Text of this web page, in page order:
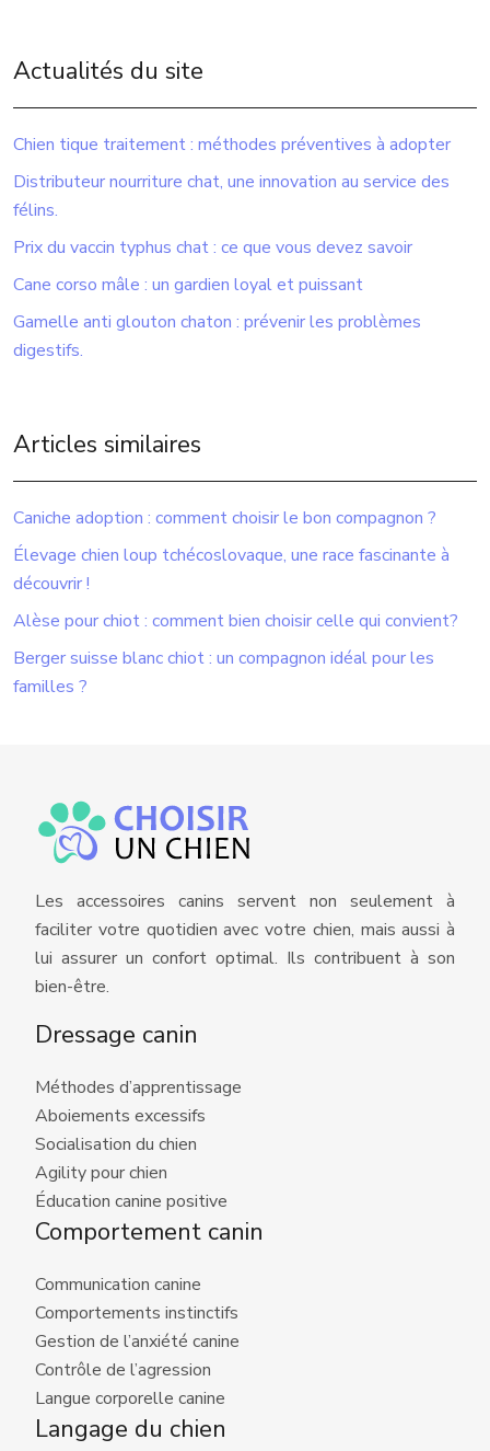
Actualités du site
Chien tique traitement : méthodes préventives à adopter
Distributeur nourriture chat, une innovation au service des
félins.
Prix du vaccin typhus chat : ce que vous devez savoir
Cane corso mâle : un gardien loyal et puissant
Gamelle anti glouton chaton : prévenir les problèmes
digestifs.
Articles similaires
Caniche adoption : comment choisir le bon compagnon ?
Élevage chien loup tchécoslovaque, une race fascinante à
découvrir !
Alèse pour chiot : comment bien choisir celle qui convient?
Berger suisse blanc chiot : un compagnon idéal pour les
familles ?
Les accessoires canins servent non seulement à
faciliter votre quotidien avec votre chien, mais aussi à
lui assurer un confort optimal. Ils contribuent à son
bien-être.
Dressage canin
Méthodes d’apprentissage
Aboiements excessifs
Socialisation du chien
Agility pour chien
Éducation canine positive
Comportement canin
Communication canine
Comportements instinctifs
Gestion de l’anxiété canine
Contrôle de l’agression
Langue corporelle canine
Langage du chien